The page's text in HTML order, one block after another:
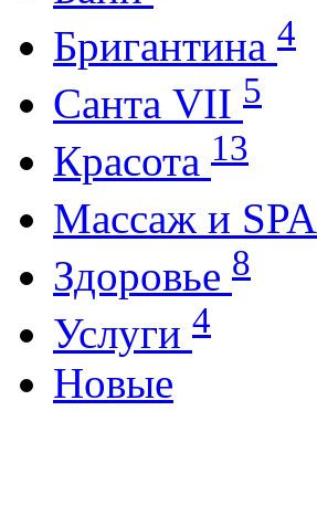
Бригантина 4
Санта VII 5
Красота 13
Массаж и SPA
Здоровье 8
Услуги 4
Новые